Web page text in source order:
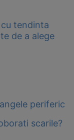
tendinta
de a alege
periferic
scarile?